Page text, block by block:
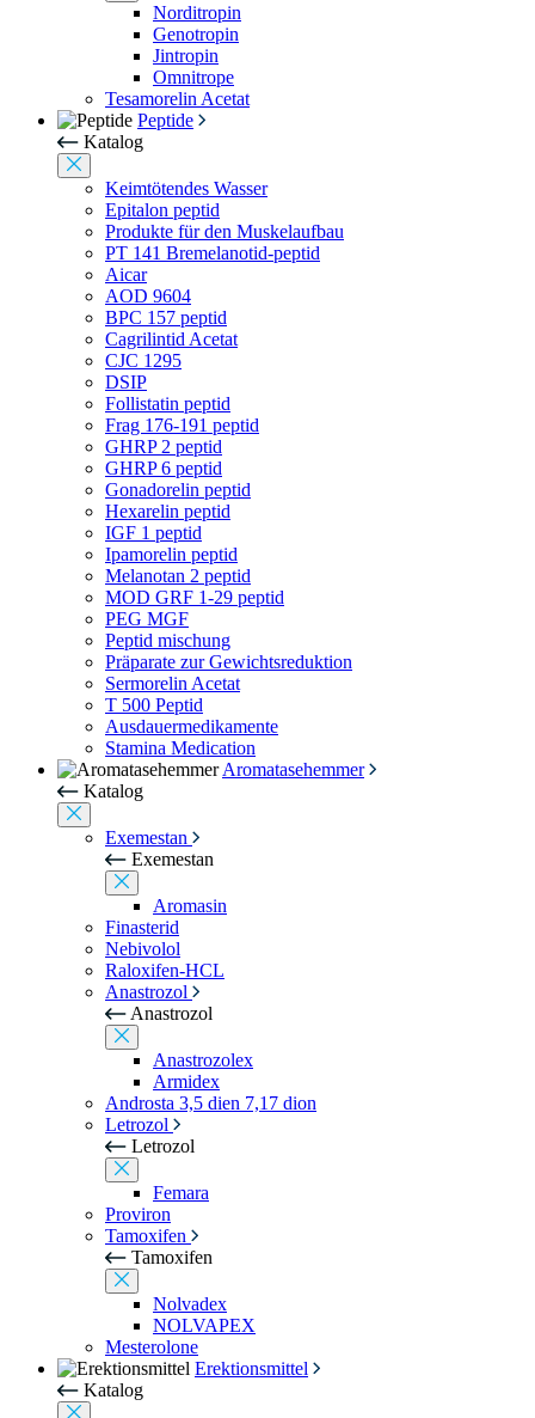
Norditropin
Genotropin
Jintropin
Omnitrope
Tesamorelin Acetat
Peptide
Katalog
Keimtötendes Wasser
Epitalon peptid
Produkte für den Muskelaufbau
PT 141 Bremelanotid-peptid
Aicar
AOD 9604
BPC 157 peptid
Cagrilintid Acetat
CJC 1295
DSIP
Follistatin peptid
Frag 176-191 peptid
GHRP 2 peptid
GHRP 6 peptid
Gonadorelin peptid
Hexarelin peptid
IGF 1 peptid
Ipamorelin peptid
Melanotan 2 peptid
MOD GRF 1-29 peptid
PEG MGF
Peptid mischung
Präparate zur Gewichtsreduktion
Sermorelin Acetat
T 500 Peptid
Ausdauermedikamente
Stamina Medication
Aromatasehemmer
Katalog
Exemestan
Exemestan
Aromasin
Finasterid
Nebivolol
Raloxifen-HCL
Anastrozol
Anastrozol
Anastrozolex
Armidex
Androsta 3,5 dien 7,17 dion
Letrozol
Letrozol
Femara
Proviron
Tamoxifen
Tamoxifen
Nolvadex
NOLVAPEX
Mesterolone
Erektionsmittel
Katalog